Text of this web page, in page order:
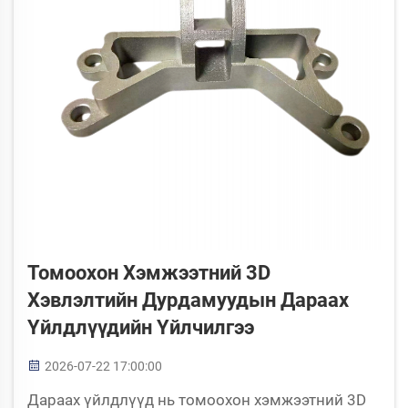
Томоохон Хэмжээтний 3D
Хэвлэлтийн Дурдамуудын Дараах
Үйлдлүүдийн Үйлчилгээ
2026-07-22 17:00:00
Дараах үйлдлүүд нь томоохон хэмжээтний 3D